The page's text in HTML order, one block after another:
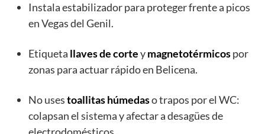
Instala estabilizador para proteger frente a picos
en Vegas del Genil.
Etiqueta llaves de corteymagnetotérmicospor
zonas para actuar rápido en Belicena.
No usestoallitas húmedaso trapos por el WC:
colapsan el sistema y afectar a desagües de